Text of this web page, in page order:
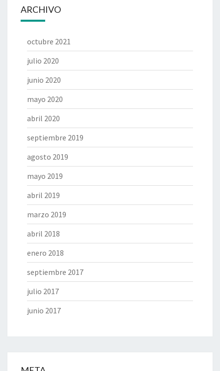
ARCHIVO
octubre 2021
julio 2020
junio 2020
mayo 2020
abril 2020
septiembre 2019
agosto 2019
mayo 2019
abril 2019
marzo 2019
abril 2018
enero 2018
septiembre 2017
julio 2017
junio 2017